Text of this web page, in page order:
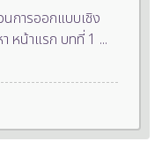
นการออกแบบเชิง
หน้าแรก บทที่ 1 ...